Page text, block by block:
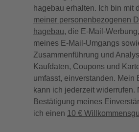
hagebau erhalten. Ich bin mit
meiner personenbezogenen
hagebau, die E-Mail-
meines E-Mail-Umgangs
Zusammenführung und
Kaufdaten, Coupons und
umfasst, einverstanden. Mein
kann ich jederzeit widerrufen.
Bestätigung meines
ich einen 10 €